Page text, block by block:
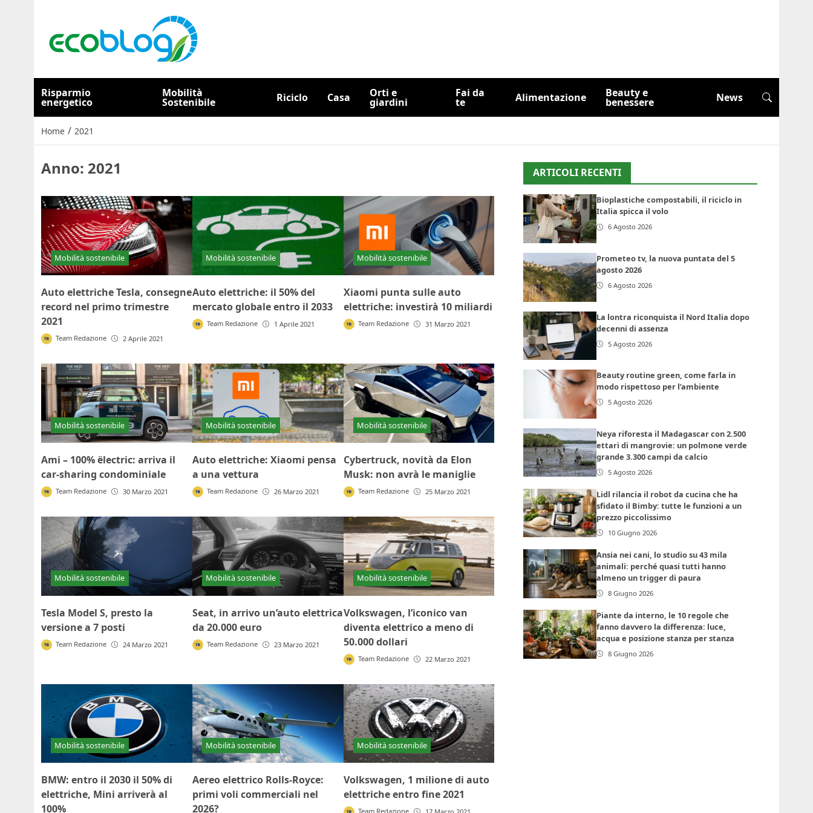
Risparmio
energetico
Mobilità
Sostenibile Riciclo Casa Orti e
giardini
Fai da
te Alimentazione Beauty e
benessere News
Home / 2021
Anno: 2021
Mobilità sostenibile
Auto elettriche Tesla, consegne
record nel primo trimestre
2021
Team Redazione 2 Aprile 2021
Mobilità sostenibile
Auto elettriche: il 50% del
mercato globale entro il 2033
Team Redazione 1 Aprile 2021
Mobilità sostenibile
Xiaomi punta sulle auto
elettriche: investirà 10 miliardi
Team Redazione 31 Marzo 2021
Mobilità sostenibile
Ami – 100% ëlectric: arriva il
car-sharing condominiale
Team Redazione 30 Marzo 2021
Mobilità sostenibile
Auto elettriche: Xiaomi pensa
a una vettura
Team Redazione 26 Marzo 2021
Mobilità sostenibile
Cybertruck, novità da Elon
Musk: non avrà le maniglie
Team Redazione 25 Marzo 2021
Mobilità sostenibile
Tesla Model S, presto la
versione a 7 posti
Team Redazione 24 Marzo 2021
Mobilità sostenibile
Seat, in arrivo un’auto elettrica
da 20.000 euro
Team Redazione 23 Marzo 2021
Mobilità sostenibile
Volkswagen, l’iconico van
diventa elettrico a meno di
50.000 dollari
Team Redazione 22 Marzo 2021
Mobilità sostenibile
BMW: entro il 2030 il 50% di
elettriche, Mini arriverà al
100%
Mobilità sostenibile
Aereo elettrico Rolls-Royce:
primi voli commerciali nel
2026?
Mobilità sostenibile
Volkswagen, 1 milione di auto
elettriche entro fine 2021
Team Redazione
ARTICOLI RECENTI
Bioplastiche compostabili, il riciclo in
Italia spicca il volo
6 Agosto 2026
Prometeo tv, la nuova puntata del 5
agosto 2026
6 Agosto 2026
La lontra riconquista il Nord Italia dopo
decenni di assenza
5 Agosto 2026
Beauty routine green, come farla in
modo rispettoso per l’ambiente
5 Agosto 2026
Neya riforesta il Madagascar con 2.500
ettari di mangrovie: un polmone verde
grande 3.300 campi da calcio
5 Agosto 2026
Lidl rilancia il robot da cucina che ha
sfidato il Bimby: tutte le funzioni a un
prezzo piccolissimo
10 Giugno 2026
Ansia nei cani, lo studio su 43 mila
animali: perché quasi tutti hanno
almeno un trigger di paura
8 Giugno 2026
Piante da interno, le 10 regole che
fanno davvero la differenza: luce,
acqua e posizione stanza per stanza
8 Giugno 2026